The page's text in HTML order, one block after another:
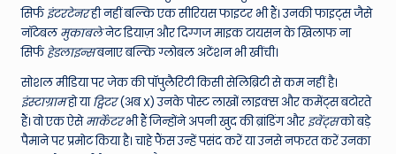
सिर्फइंटरटेनरही नहीं बल्कि एक सीरियस फाइटर भी हैं। उनकी फाइट्स जैसे
नॉटेबलमुकाबलेनेट डियाज़ और दिग्गज माइक टायसन के खिलाफ ना
सिर्फहेडलाइन्सबनाए बल्कि ग्लोबल अटेंशन भी खींची।
सोशल मीडिया पर जेक की पॉपुलैरिटी किसी सेलिब्रिटी से कम नहीं है।
इंस्टाग्रामहो याट्विटर(अब X) उनके पोस्ट लाखों लाइक्स और कमेंट्स बटोरते
हैं। वो एक ऐसेमार्केटरभी हैं जिन्होंने अपनी खुद की ब्रांडिंग और इवेंट्सको बड़े
पैमाने पर प्रमोट किया है। चाहे फैंस उन्हें पसंद करें या उनसे नफरत करें उनका